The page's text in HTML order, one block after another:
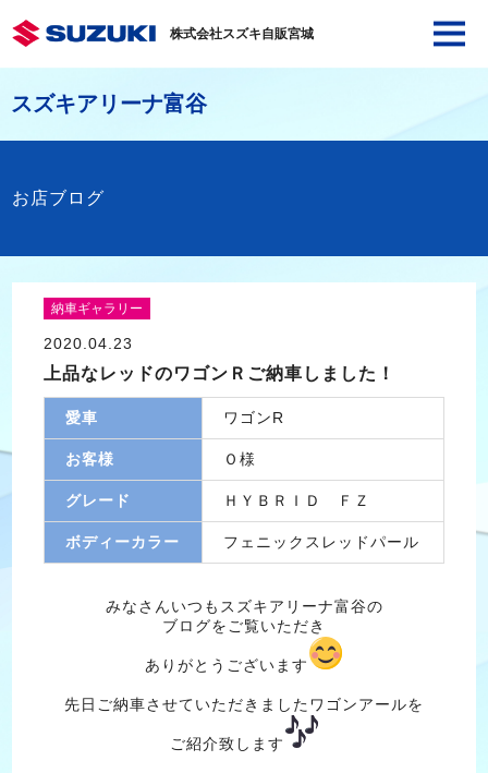
株式会社スズキ自販宮城
スズキアリーナ富谷
お店ブログ
納車ギャラリー
2020.04.23
上品なレッドのワゴンＲご納車しました！
愛車 ワゴンR
お客様 Ｏ様
グレード ＨＹＢＲＩＤ ＦＺ
ボディーカラー フェニックスレッドパール
みなさんいつもスズキアリーナ富谷の
ブログをご覧いただき
ありがとうございます
先日ご納車させていただきましたワゴンアールを
ご紹介致します